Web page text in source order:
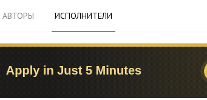
АВТОРЫ ИСПОЛНИТЕЛИ